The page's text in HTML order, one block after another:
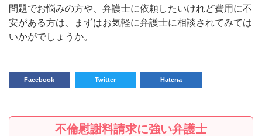
問題でお悩みの方や、弁護士に依頼したいけれど費用に不
安がある方は、まずはお気軽に弁護士に相談されてみては
いかがでしょうか。
Facebook Twitter Hatena
不倫慰謝料請求に強い弁護士